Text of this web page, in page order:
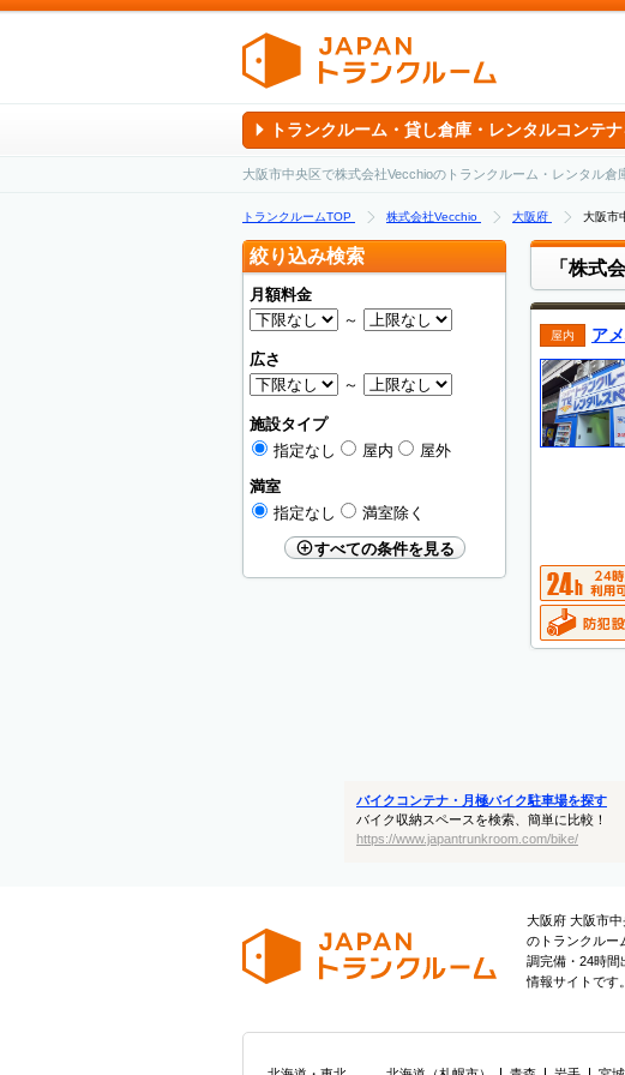
トランクルーム・貸し倉庫・レンタルコンテ
大阪市中央区で株式会社Vecchioのトランクルーム・レンタル
トランクルームTOP 株式会社Vecchio 大阪府 大阪市
「株式
屋内 ア
絞り込み検索
月額料金
～
広さ
～
施設タイプ
指定なし
屋内
屋外
満室
指定なし
満室除く
すべての条件を見る
バイクコンテナ・月極バイク駐車場を探す
バイク収納スペースを検索、簡単に比較！
https://www.japantrunkroom.com/bike/
大阪府 大阪市
のトランクルー
調完備・24時間
情報サイトです